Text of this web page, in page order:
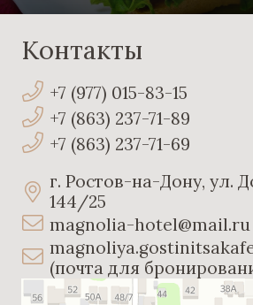
Контакты
+7 (977) 015-83-15
+7 (863) 237-71-89
+7 (863) 237-71-69
г. Ростов-на-Дону, ул.
144/25
magnolia-hotel@mail.ru
(почта для
Магнолия
Гостиница в Ростове‑на‑Дону